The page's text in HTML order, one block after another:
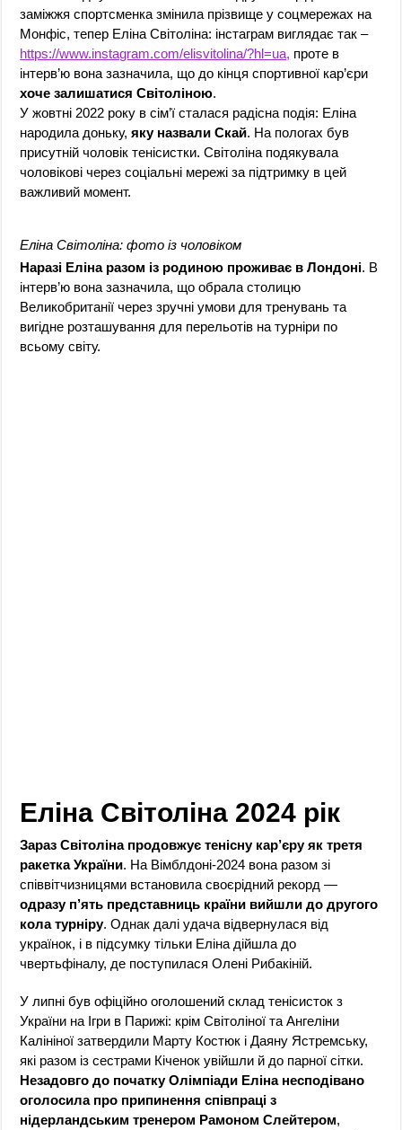
заміжжя спортсменка змінила прізвище у соцмережах на
Монфіс, тепер Еліна Світоліна: інстаграм виглядає так –
https://www.instagram.com/elisvitolina/?hl=ua, проте в
інтерв’ю вона зазначила, що до кінця спортивної кар’єри
хоче залишатися Світоліною.
У жовтні 2022 року в сім’ї сталася радісна подія: Еліна
народила доньку,яку назвали Скай. На пологах був
присутній чоловік тенісистки. Світоліна подякувала
чоловікові через соціальні мережі за підтримку в цей
важливий момент.
Еліна Світоліна: фото із чоловіком
Наразі Еліна разом із родиною проживає в Лондоні. В
інтерв’ю вона зазначила, що обрала столицю
Великобританії через зручні умови для тренувань та
вигідне розташування для перельотів на турніри по
всьому світу.
Еліна Світоліна 2024 рік
Зараз Світоліна продовжує тенісну кар’єру як третя
ракетка України. На Вімблдоні-2024 вона разом зі
співвітчизницями встановила своєрідний рекорд —
одразу п’ять представниць країни вийшли до другого
кола турніру. Однак далі удача відвернулася від
українок, і в підсумку тільки Еліна дійшла до
чвертьфіналу, де поступилася Олені Рибакіній.
У липні був офіційно оголошений склад тенісисток з
України на Ігри в Парижі: крім Світоліної та Ангеліни
Калініної затвердили Марту Костюк і Даяну Ястремську,
які разом із сестрами Кіченок увійшли й до парної сітки.
Незадовго до початку Олімпіади Еліна несподівано
оголосила про припинення співпраці з
нідерландським тренером Рамоном Слейтером,